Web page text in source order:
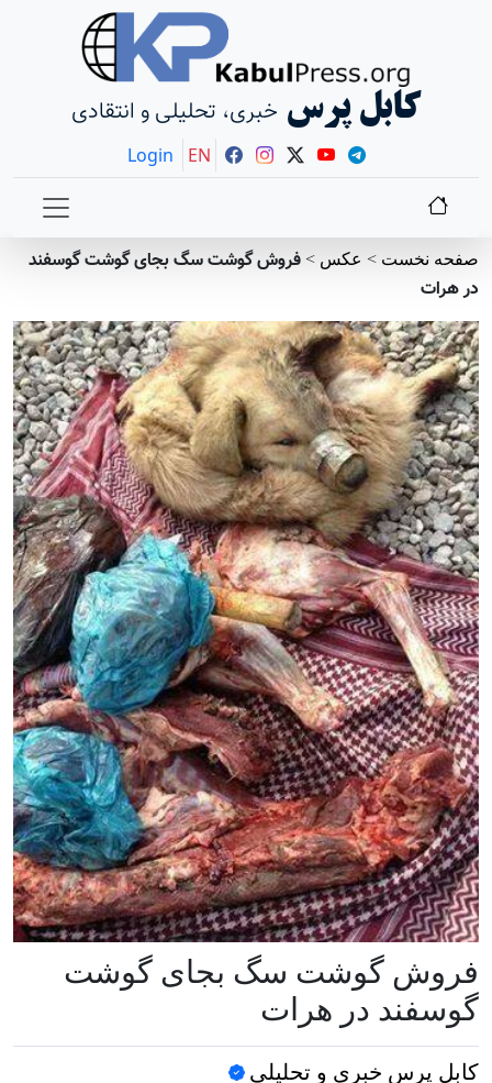
پرسخبری، تحلیلی و انتقادی
Login EN
عکس >فروش گوشت سگ بجای گوشت گوسفند
سگ بجای گوشت
هرات
و تحلیلی